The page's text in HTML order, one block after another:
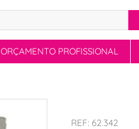
ORÇAMENTO PROFISSIONAL
REF: 62.342